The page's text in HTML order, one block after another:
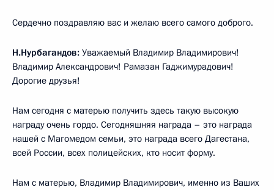
Сердечно поздравляю вас и желаю всего самого доброго.
Н.Нурбагандов: Уважаемый Владимир Владимирович!
Владимир Александрович! Рамазан Гаджимурадович!
Дорогие друзья!
Нам сегодня с матерью получить здесь такую высокую
награду очень гордо. Сегодняшняя награда – это награда
нашей с Магомедом семьи, это награда всего Дагестана,
всей России, всех полицейских, кто носит форму.
Нам с матерью, Владимир Владимирович, именно из Ваших